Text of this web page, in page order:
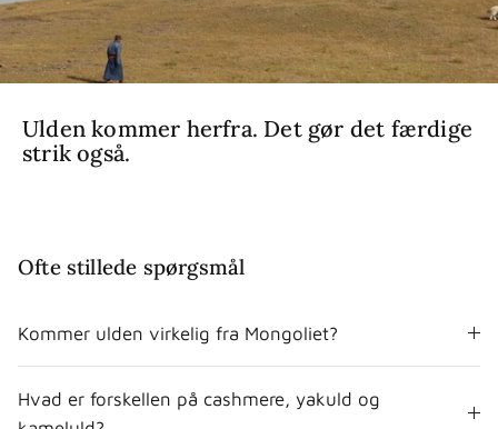
Ulden kommer herfra. Det gør det færdige
strik også.
Ofte stillede spørgsmål
Kommer ulden virkelig fra Mongoliet?
Hvad er forskellen på cashmere, yakuld og